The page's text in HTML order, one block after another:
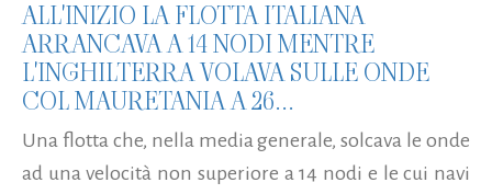
ALL'INIZIO LA FLOTTA ITALIANA
ARRANCAVA A 14 NODI MENTRE
L'INGHILTERRA VOLAVA SULLE ONDE
COL MAURETANIA A 26...
Una flotta che, nella media generale, solcava le onde
ad una velocità non superiore a 14 nodi e le cui navi